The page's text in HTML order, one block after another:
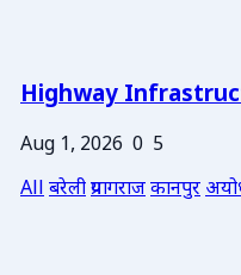
Highway
Aug 1, 2026 0 5
Allबरेलीप्रयागराजकानपुर